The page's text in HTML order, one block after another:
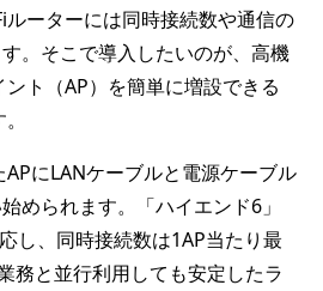
ーターには同時接続数や通信の
。そこで導入したいのが、高機
ト（AP）を簡単に増設できる
にLANケーブルと電源ケーブル
められます。「ハイエンド6」
し、同時接続数は1AP当たり最
務と並行利用しても安定したラ